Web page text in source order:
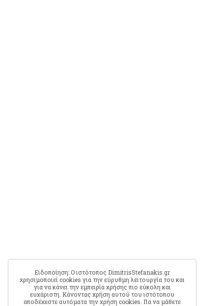
Ειδοποίηση: Ο ιστότοπος DimitrisStefanakis.gr
χρησιμοποιεί cookies για την εύρυθμη λειτουργία του και
για να κάνει την εμπειρία χρήσης πιο εύκολη και
ευχάριστη. Κάνοντας χρήση αυτού του ιστότοπου
αποδέχεστε αυτόματα την χρήση cookies. Για να μάθετε